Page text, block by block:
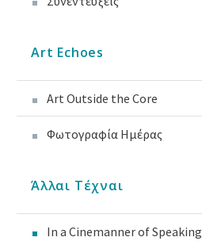
Art Echoes
Art Outside the Core
Φωτογραφία Ημέρας
Άλλαι Τέχναι
In a Cinemanner of Speaking